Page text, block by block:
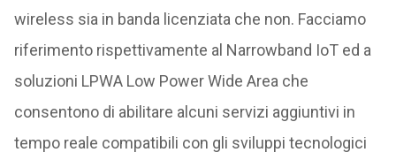
wireless sia in banda licenziata che non. Facciamo
riferimento rispettivamente al Narrowband IoT ed a
soluzioni LPWA Low Power Wide Area che
consentono di abilitare alcuni servizi aggiuntivi in
tempo reale compatibili con gli sviluppi tecnologici